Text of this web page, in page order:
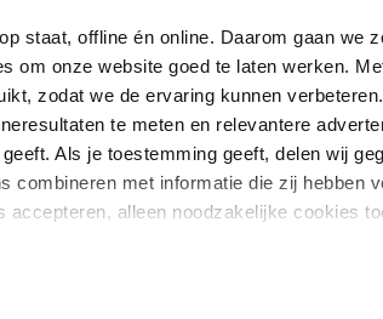
staat, offline én online. Daarom gaan we
om onze website goed te laten werken.
zodat we de ervaring kunnen verbeteren.
te meten en relevantere
Als je toestemming geeft, delen wij
combineren met informatie die zij hebben
alleen noodzakelijke cookies
Sitemap
+31332089022